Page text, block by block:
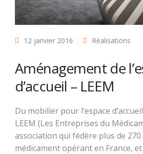
12 janvier 2016 Réalisations
Aménagement de
d’accueil – LEEM
Du mobilier pour l’espace
LEEM (Les Entreprises du
association qui fédère plus de
médicament opérant en France,